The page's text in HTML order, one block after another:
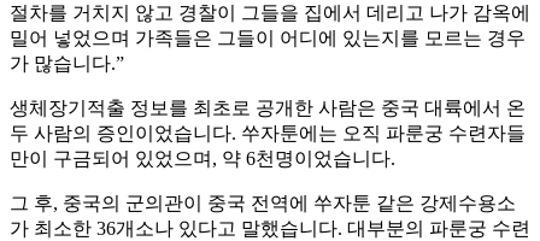
절차를 거치지 않고 경찰이 그들을 집에서 데리고 나가 감옥에
밀어 넣었으며 가족들은 그들이 어디에 있는지를 모르는 경우
가 많습니다.”
생체장기적출 정보를 최초로 공개한 사람은 중국 대륙에서 온
두 사람의 증인이었습니다. 쑤자툰에는 오직 파룬궁 수련자들
만이 구금되어 있었으며, 약 6천명이었습니다.
그 후, 중국의 군의관이 중국 전역에 쑤자툰 같은 강제수용소
가 최소한 36개소나 있다고 말했습니다. 대부분의 파룬궁 수련